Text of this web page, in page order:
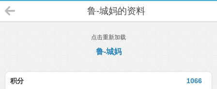
鲁-城妈的资料
点击重新加载
鲁-城妈
1066
积分